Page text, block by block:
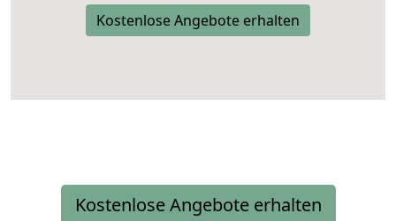
Kostenlose Angebote erhalten
Kostenlose Angebote erhalten